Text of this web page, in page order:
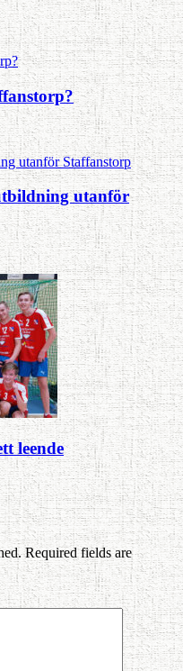
utanför
leende
Required fields are